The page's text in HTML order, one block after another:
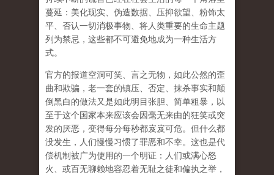
蔓延：美化现实、伪造数据、压抑欲望、粉饰太
平、否认一切消极事物、将人类重要的生命主题
列为禁忌，这些都不可避免地成为一种生活方
式。
官方的报道空洞可笑、言之无物，如此公然的歪
曲和欺骗，老一套的镇压、否定、抹杀事实和颠
倒黑白的做法又是如此明目张胆、简单粗暴，以
至于这个国家本来应该会因毫无来由的狂笑或突
发的厌恶，变得每分每秒都岌岌可危。但什么都
没发生，人们慢慢习惯了罪恶和不幸。这也是代
偿机制被广为使用的一个明证：人们或满心怒
火、或百无聊赖地容忍着无耻之徒和偏执之举，